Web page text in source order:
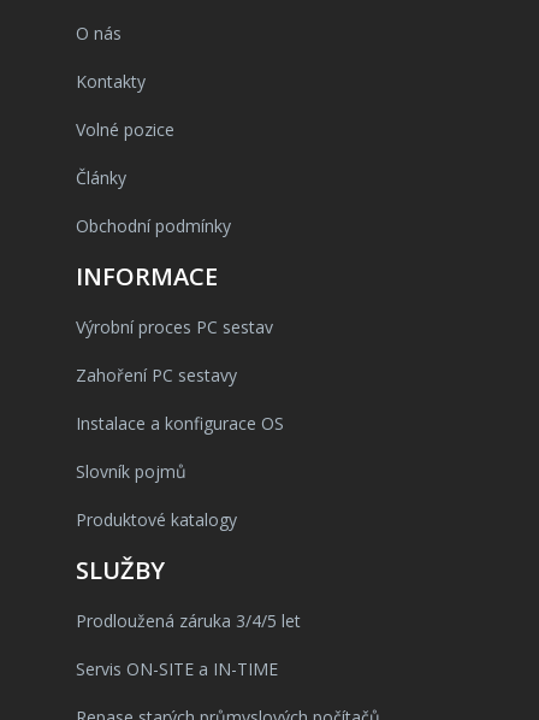
O nás
Kontakty
Volné pozice
Články
Obchodní podmínky
INFORMACE
Výrobní proces PC sestav
Zahoření PC sestavy
Instalace a konfigurace OS
Slovník pojmů
Produktové katalogy
SLUŽBY
Prodloužená záruka 3/4/5 let
Servis ON-SITE a IN-TIME